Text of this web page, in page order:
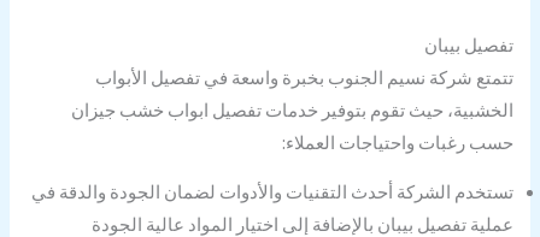
تفصيل بيبان
تتمتع شركة نسيم الجنوب بخبرة واسعة في تفصيل الأبواب
الخشبية، حيث تقوم بتوفير خدمات تفصيل ابواب خشب جيزان
حسب رغبات واحتياجات العملاء:
تستخدم الشركة أحدث التقنيات والأدوات لضمان الجودة والدقة في
عملية تفصيل بيبان بالإضافة إلى اختيار المواد عالية الجودة